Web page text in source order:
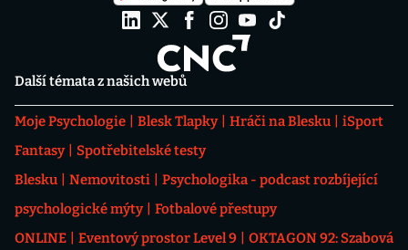
Další témata z našich webů
Moje Psychologie Blesk Tlapky Hráči na Blesku
iSport
Fantasy
Spotřebitelské testy
Blesku
Nemovitosti
Psychologika - podcast rozbíjející
psychologické mýty
Fotbalové přestupy
ONLINE
Eventový prostor Level 9
OKTAGON 92: Szabová